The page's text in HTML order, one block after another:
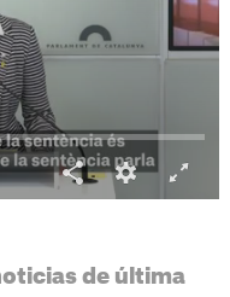
de última